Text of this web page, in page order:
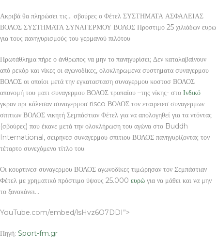
Ακριβά θα πληρώσει τις… σβούρες ο Φέτελ ΣΥΣΤΗΜΑΤΑ ΑΣΦΑΛΕΙΑΣ
ΒΟΛΟΣ ΣΥΣΤΗΜΑΤΑ ΣΥΝΑΓΕΡΜΟΥ ΒΟΛΟΣ Πρόστιμο 25 χιλιάδων ευρω
για τους πανηγυρισμούς του γερμανού πιλότου
Πρωτάθλημα πήρε ο άνθρωπος να μην το πανηγυρίσει; Δεν καταλαβαίνουν
από ρεκόρ και νίκες οι αγωνοδίκες, ολοκληρωμενα συστηματα συναγερμου
ΒΟΛΟΣ οι οποίοι μετά την εγκατασταση συναγερμου κοστοσ ΒΟΛΟΣ
απονομή του ματι συναγερμου ΒΟΛΟΣ τροπαίου –της νίκης- στο Ινδικό
γκραν πρι κάλεσαν συναγερμοσ risco ΒΟΛΟΣ τον εταιρειεσ συναγερμων
σπιτιων ΒΟΛΟΣ νικητή Σεμπάστιαν Φέτελ για να απολογηθεί για τα ντόντας
(σβούρες) που έκανε μετά την ολοκλήρωση του αγώνα στο Buddh
International, σειρηνεσ συναγερμου σπιτιου ΒΟΛΟΣ πανηγυρίζοντας τον
τέταρτο συνεχόμενο τίτλο του.
Οι κουρτινεσ συναγερμου ΒΟΛΟΣ αγωνοδίκες τιμώρησαν τον Σεμπάστιαν
Φέτελ με χρηματικό πρόστιμο ύψους 25.000 ευρώ για να μάθει και να μην
το ξανακάνει…
YouTube.com/embed/lsHvz6O7DDI”>
Πηγή: Sport-fm.gr